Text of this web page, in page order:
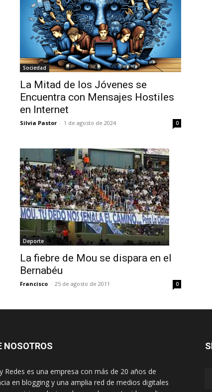
Sociedad
La Mitad de los Jóvenes se
Encuentra con Mensajes Hostiles
en Internet
Silvia Pastor - 1 de agosto de 2024 0
Deporte
La fiebre de Mou se dispara en el
Bernabéu
Francisco - 25 de agosto de 2011 0
NOSOTROS
Redes es una empresa con más de 20 años de
en blogging y una amplia red de medios digitales